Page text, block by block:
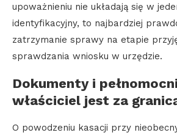
upoważnieniu nie układają się w
identyfikacyjny, to najbardziej
zatrzymanie sprawy na etapie
sprawdzania wniosku w urzędzie.
Dokumenty i
właściciel jest za
O powodzeniu kasacji przy